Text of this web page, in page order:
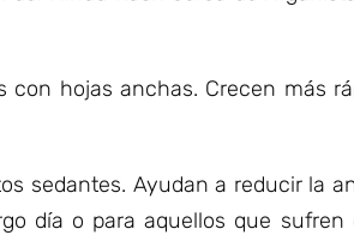
con hojas anchas. Crecen más
sedantes. Ayudan a reducir la
día o para aquellos que sufren